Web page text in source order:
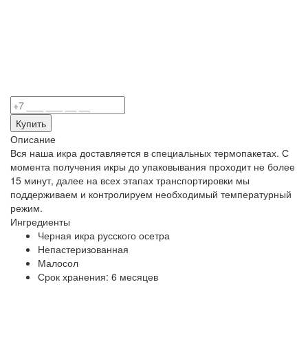
Описание
Вся наша икра доставляется в специальных термопакетах. С
момента получения икры до упаковывания проходит не более
15 минут, далее на всех этапах транспортировки мы
поддерживаем и контролируем необходимый температурный
режим.
Ингредиенты
Черная икра русского осетра
Непастеризованная
Малосол
Срок хранения: 6 месяцев